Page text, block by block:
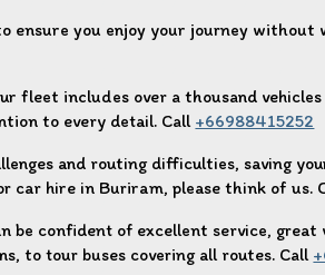
you enjoy your journey without
fleet includes over a thousand
to every detail. Call +66988415252
and routing difficulties, saving
car hire in Buriram, please think of us.
be confident of excellent service, great
to tour buses covering all routes. Call